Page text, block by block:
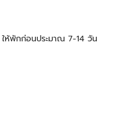
ห้พักก่อนประมาณ 7-14 วัน